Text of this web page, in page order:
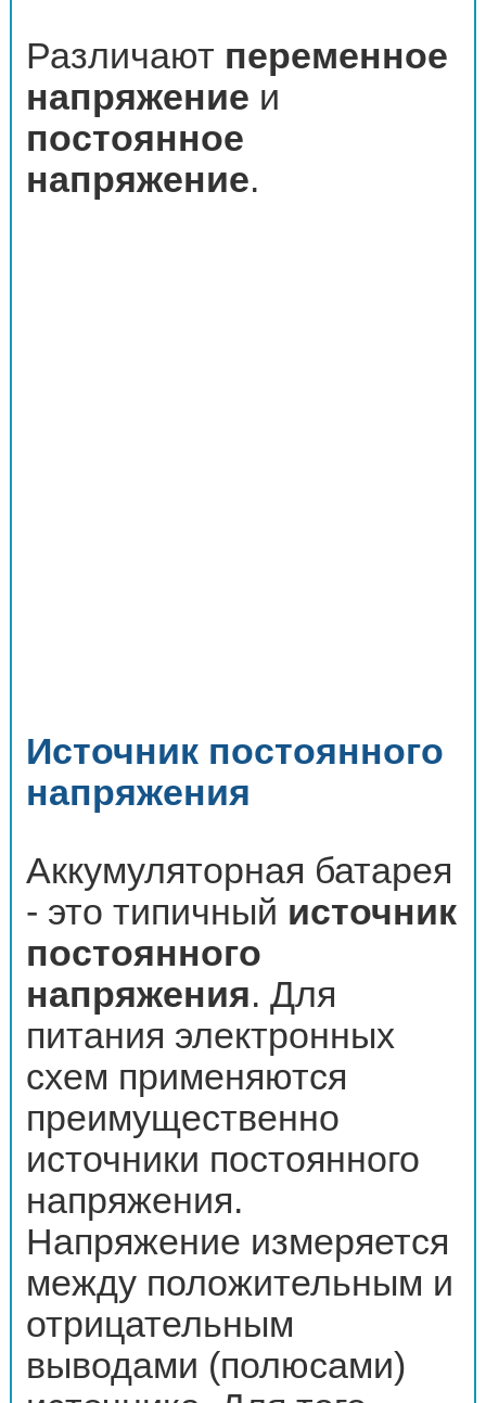
Различают переменное
напряжение и
постоянное
напряжение.
Источник постоянного
напряжения
Аккумуляторная батарея
- это типичный источник
постоянного
напряжения. Для
питания электронных
схем применяются
преимущественно
источники постоянного
напряжения.
Напряжение измеряется
между положительным и
отрицательным
выводами (полюсами)